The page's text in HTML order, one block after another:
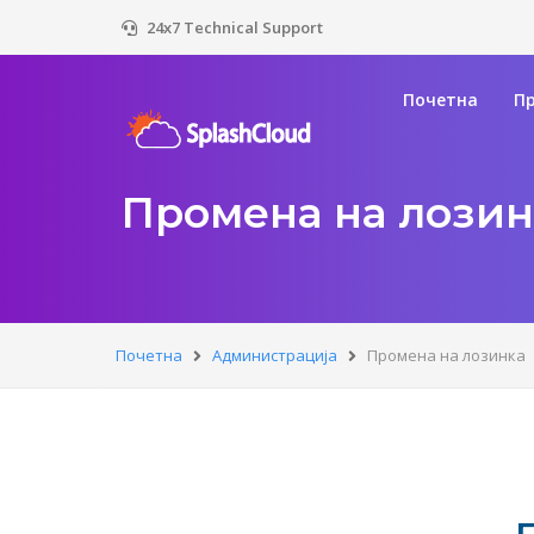
24x7 Technical Support
Почетна
Промена на
Почетна Администрација Промена на лозинка